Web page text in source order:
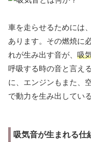
車を走らせるためには
あります。その燃焼に
れが生み出す音が、 吸
呼吸する時の音と言え
に、エンジンもまた、
で動力を生み出してい
吸気音が生まれる仕